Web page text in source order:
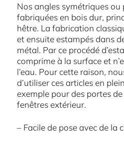
Nos angles symétriques ou
fabriquées en bois dur,
hêtre. La fabrication
et ensuite estampés dans
métal. Par ce procédé
comprime à la surface et
l’eau. Pour cette raison,
d’utiliser ces articles en
exemple pour des portes
fenêtres extérieur.
– Facile de pose avec de la